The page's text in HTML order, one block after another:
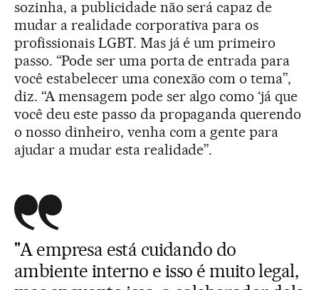
sozinha, a publicidade não será capaz de
mudar a realidade corporativa para os
profissionais LGBT. Mas já é um primeiro
passo. “Pode ser uma porta de entrada para
você estabelecer uma conexão com o tema”,
diz. “A mensagem pode ser algo como ‘já que
você deu este passo da propaganda querendo
o nosso dinheiro, venha com a gente para
ajudar a mudar esta realidade”.
"A empresa está cuidando do
ambiente interno e isso é muito legal,